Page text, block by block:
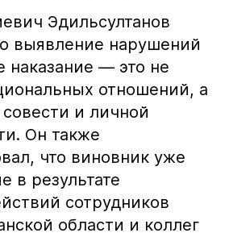
Эдильсултанов
выявление нарушений
— это не
отношений, а
и личной
Он также
что виновник уже
в результате
сотрудников
области и коллег